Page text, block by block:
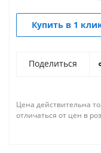
Купить в 1
Поделиться
Цена действительна
отличаться от цен в